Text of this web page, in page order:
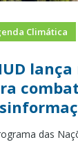
Climática
das